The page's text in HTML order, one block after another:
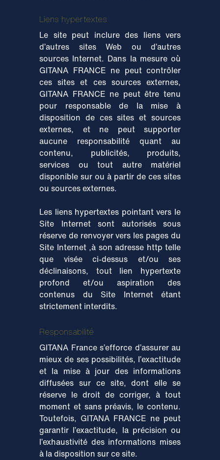
Liens hypertextes
Le site peut inclure des liens vers
d’autres sites Web ou d’autres
sources Internet. Dans la mesure où
GITANA FRANCE ne peut contrôler
ces sites et ces sources externes,
GITANA FRANCE ne peut être tenu
pour responsable de la mise à
disposition de ces sites et sources
externes, et ne peut supporter
aucune responsabilité quant au
contenu, publicités, produits,
services ou tout autre matériel
disponible sur ou à partir de ces sites
ou sources externes.
Les liens hypertextes pointant vers le
Site Internet sont autorisés sous
réserve de renvoyer vers les pages du
Site Internet ,à son adresse http telle
que visée ci-dessus et/ou ses
déclinaisons, tout lien hypertexte
profond et/ou aspiration des
contenus du Site Internet étant
strictement interdits.
Responsabilité
GITANA France s’efforce d’assurer au
mieux de ses possibilités, l’exactitude
et la mise à jour des informations
diffusées sur ce site, dont elle se
réserve le droit de corriger, à tout
moment et sans préavis, le contenu.
Toutefois, GITANA FRANCE ne peut
garantir l’exactitude, la précision ou
l’exhaustivité des informations mises
à la disposition sur ce site.